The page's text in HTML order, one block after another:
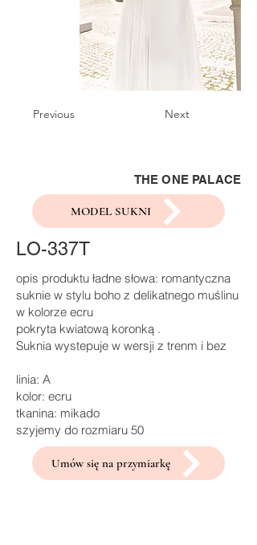
Previous Next
THE ONE PALACE
MODEL SUKNI
LO-337T
opis produktu ładne słowa: romantyczna
suknie w stylu boho z delikatnego muślinu
w kolorze ecru
pokryta kwiatową koronką .
Suknia wystepuje w wersji z trenm i bez
linia: A
kolor: ecru
tkanina: mikado
szyjemy do rozmiaru 50
Umów się na przymiarkę